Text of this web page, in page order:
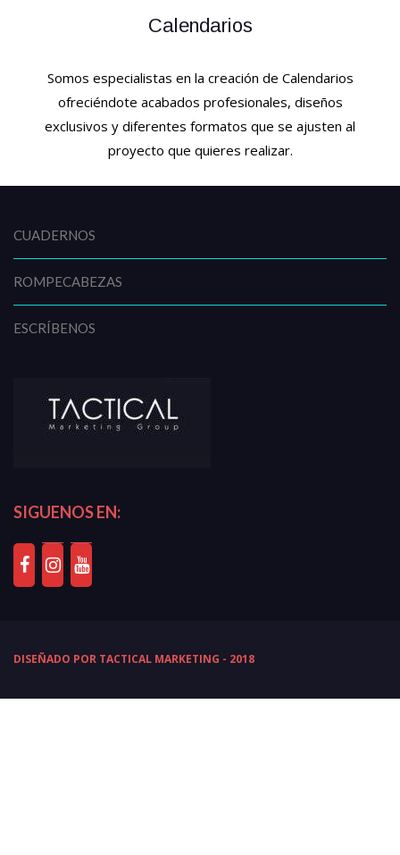
Calendarios
Somos especialistas en la creación de Calendarios
ofreciéndote acabados profesionales, diseños
exclusivos y diferentes formatos que se ajusten al
proyecto que quieres realizar.
CUADERNOS
ROMPECABEZAS
ESCRÍBENOS
SIGUENOS EN:
DISEÑADO POR TACTICAL MARKETING - 2018